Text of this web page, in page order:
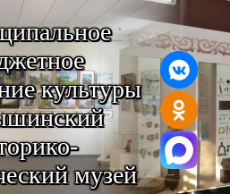
культуры
музей